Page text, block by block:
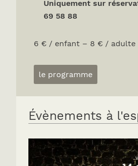
Uniquement sur
69 58 88
6 € / enfant – 8 € / adulte
le programme
Évènements à